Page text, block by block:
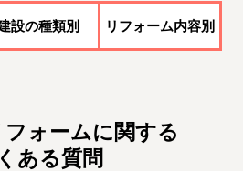
設の種類別 リフォーム内容別
ォームに関する
ある質問